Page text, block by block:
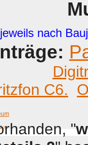
>
nach
C6.
"